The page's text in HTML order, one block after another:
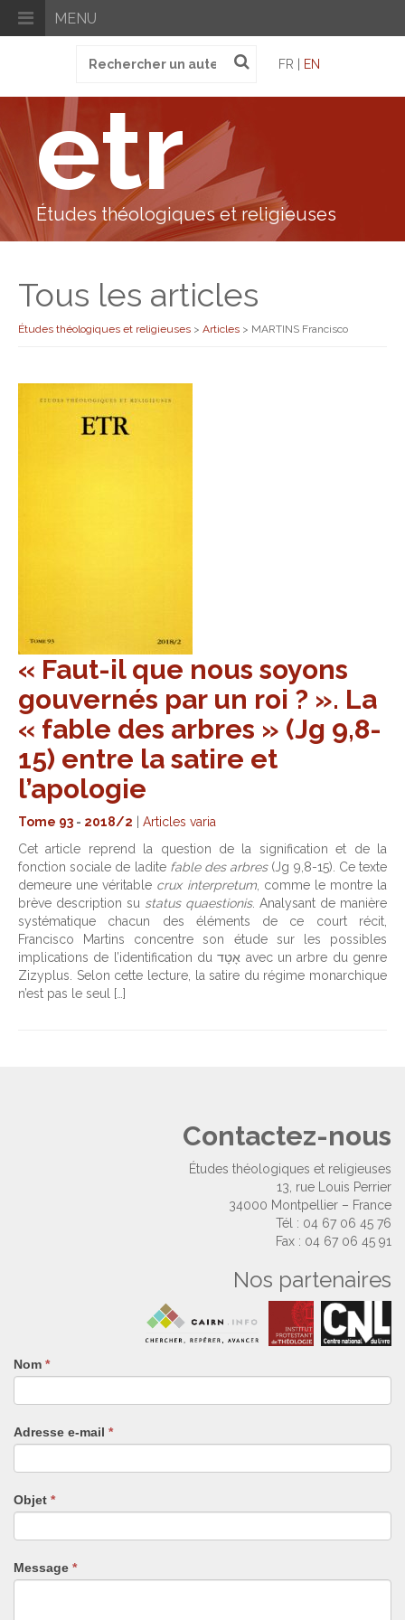
MENU
pour
FR | EN
etr
Études théologiques et religieuses
Tous les articles
Études théologiques et religieuses > Articles > MARTINS Francisco
« Faut-il que nous soyons
gouvernés par un roi ? ». La
« fable des arbres » (Jg 9,8-
15) entre la satire et
l’apologie
Tome 93 - 2018/2
Articles varia
Cet article reprend la question de la signification et de la
fonction sociale de ladite fable des arbres(Jg 9,8-15). Ce texte
demeure une véritable crux interpretum, comme le montre la
brève description su status quaestionis. Analysant de manière
systématique chacun des éléments de ce court récit,
Francisco Martins concentre son étude sur les possibles
implications de l’identification du אָטָד avec un arbre du genre
Zizyplus. Selon cette lecture, la satire du régime monarchique
n’est pas le seul […]
Contactez-nous
Études théologiques et religieuses
13, rue Louis Perrier
34000 Montpellier – France
Tél : 04 67 06 45 76
Fax : 04 67 06 45 91
Nos partenaires
Nom *
Adresse e-mail *
Objet *
Message *
Si
vous
êtes
humain,
remplissez
ce